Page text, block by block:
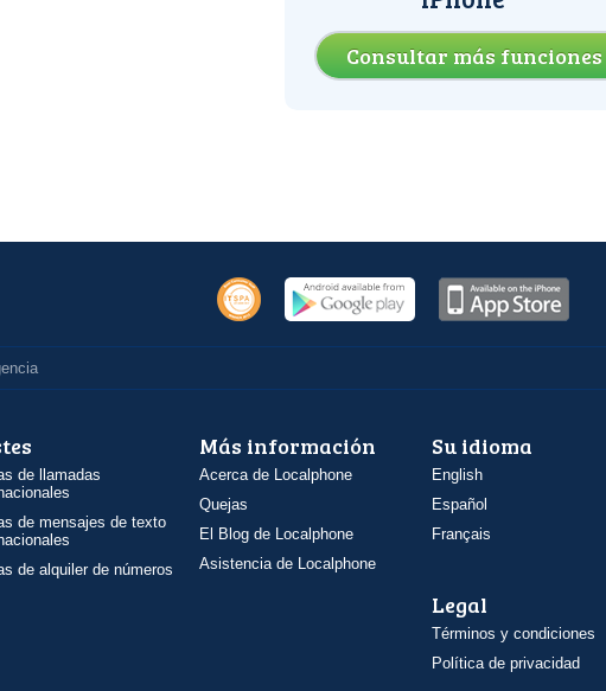
Consultar más funciones
de llamadas
de mensajes de texto
de alquiler de números
Más información
Acerca de Localphone
Quejas
El Blog de Localphone
Asistencia de Localphone
Su idioma
English
Español
Français
Legal
Términos y condiciones
Política de privacidad